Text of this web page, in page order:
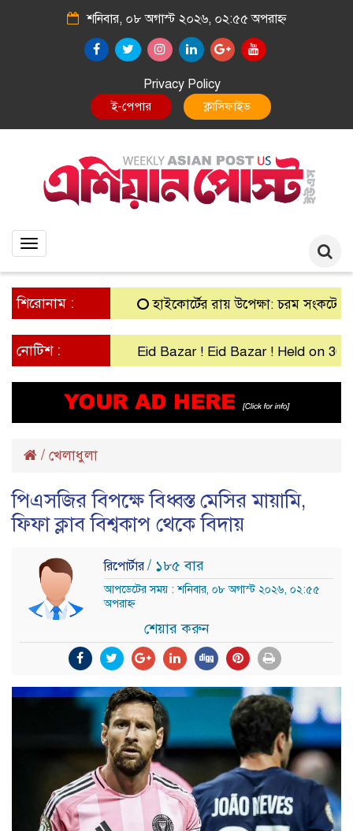
শনিবার, ০৮ অগাস্ট ২০২৬, ০২:৫৫ অপরাহ্ন
Privacy Policy
E-Paper Classified
Toggle
শিরোনাম : হাইকোর্টের রায় উপেক্ষা: চরম সংকটে গ্রামীণ
নোটিশ : Eid Bazar ! Eid Bazar ! Held on 30th
/ খেলাধুলা
পিএসজির বিপক্ষে বিধ্বস্ত মেসির মায়ামি,
ফিফা ক্লাব বিশ্বকাপ থেকে বিদায়
রিপোর্টার/ ১৮৫ বার
আপডেটের সময় : শনিবার, ০৮ অগাস্ট ২০২৬, ০২:৫৫
অপরাহ্ন
শেয়ার করুন